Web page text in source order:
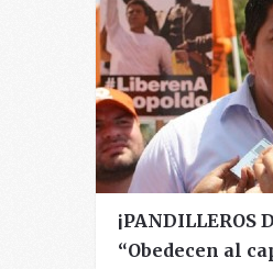
¡PANDILLEROS
“Obedecen al